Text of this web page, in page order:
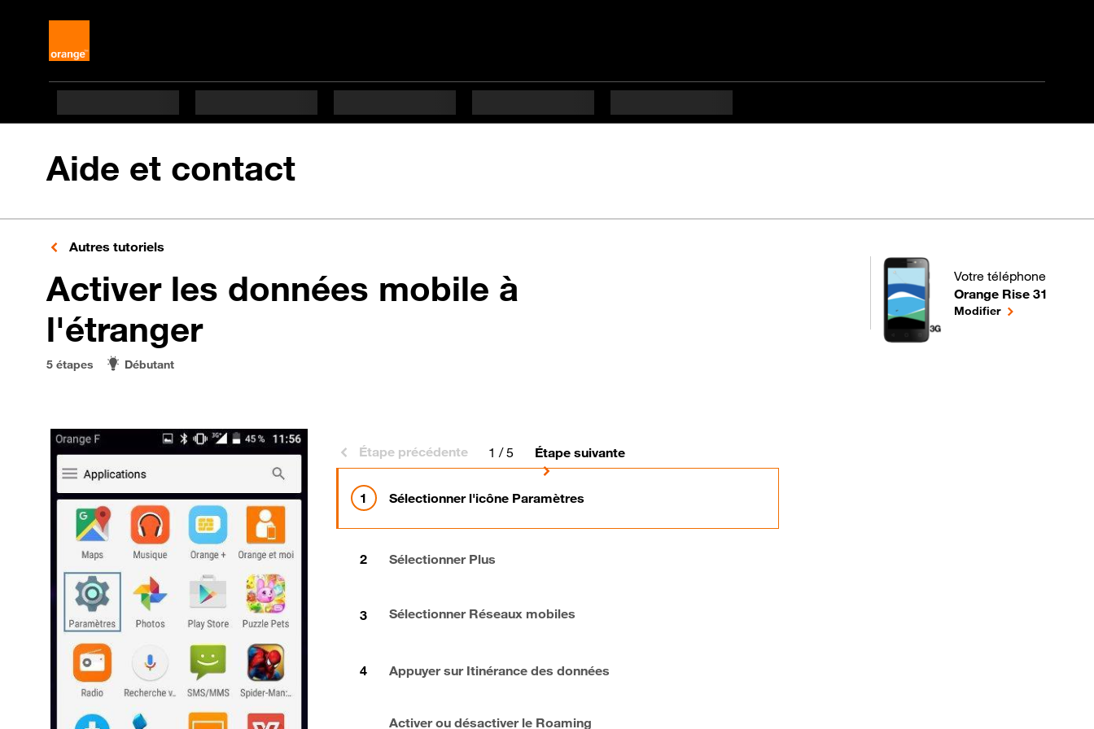
Aide et contact
Autres tutoriels
Activer les données mobile à
l'étrangeren 5 étapes difficulté Débutant
5 étapes Débutant
Votre téléphone
Orange Rise 31
pour votre Orange Rise
Modifierle téléphone
Étape précédente 1 / 5 Étape suivante
Sélectionner l'icône Paramètres
Sélectionner Plus
Sélectionner Réseaux mobiles
Appuyer sur Itinérance des données
Activer ou désactiver le Roaming